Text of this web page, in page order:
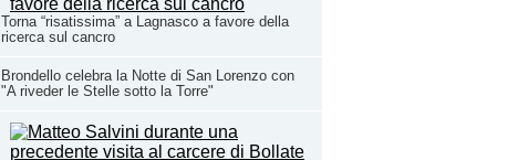
Torna “risatissima” a Lagnasco a favore della
ricerca sul cancro
Brondello celebra la Notte di San Lorenzo con
"A riveder le Stelle sotto la Torre"